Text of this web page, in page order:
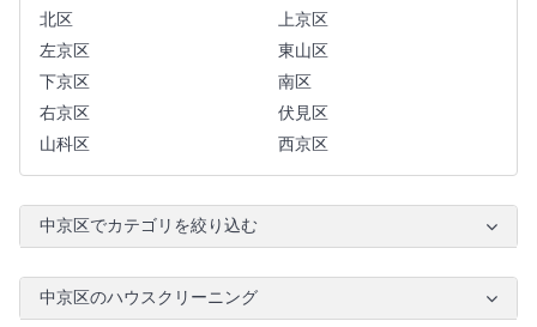
北区
上京区
左京区
東山区
下京区
南区
右京区
伏見区
山科区
西京区
中京区でカテゴリを絞り込む
中京区のハウスクリーニング